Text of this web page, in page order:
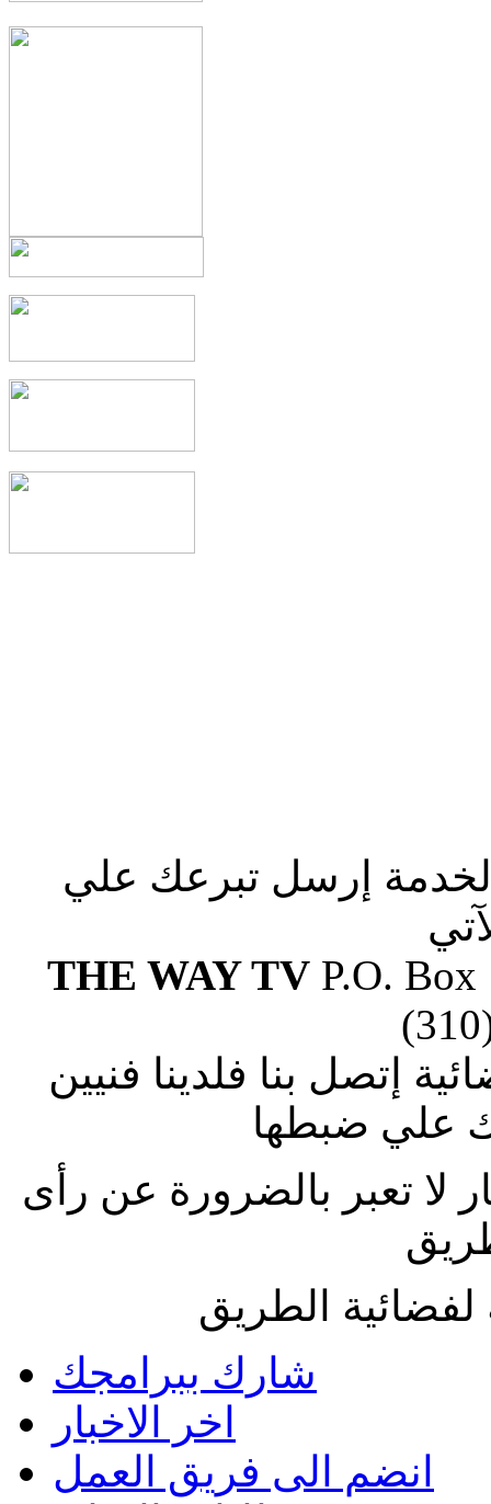
إرسل تبرعك علي
THE WAY TVP.O. Box
إتصل بنا فلدينا فنيين
علي ضبطها
لا تعبر بالضرورة عن رأى
الطريق
شارك ببرامجك
اخر الاخبار
انضم الى فريق العمل